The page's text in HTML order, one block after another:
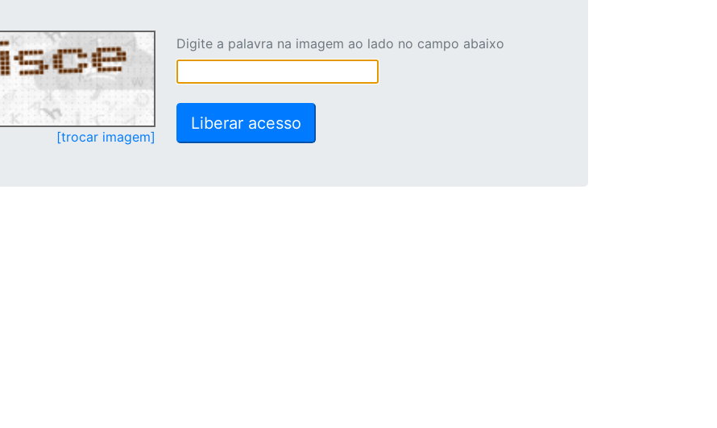
[trocar imagem]
Digite a palavra na imagem ao lado no campo abaixo